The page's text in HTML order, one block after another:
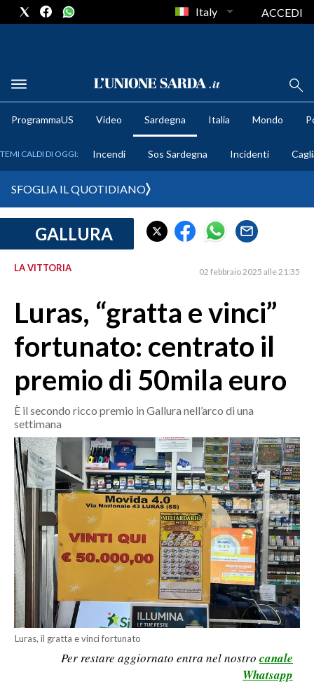
METEO
CRONACA SARDEGNA
MEDIO CAMPIDANO
ORISTANO E PROVINCIA
GALLURA
NUORO E PROVINCIA
OGLIASTRA
AGENDA
CRONACA
ITALIA
MONDO
POLITICA
ECONOMIA
SERVIZI ALLE IMPRESE
LAVORO
Italy ACCEDI
ProgrammaUS Video Sardegna Italia Mondo
TEMI CALDI DI OGGI: Incendi Sos Sardegna Incidenti
SFOGLIA IL QUOTIDIANO
GALLURA
LA VITTORIA 02 febbraio 2025 alle 21:35
Luras, “gratta e vinci”
fortunato: centrato il
premio di 50mila euro
È il secondo ricco premio in Gallura nell’arco di una
settimana
Luras, il gratta e vinci fortunato
Per restare aggiornato entra nel nostro canale
Whatsapp